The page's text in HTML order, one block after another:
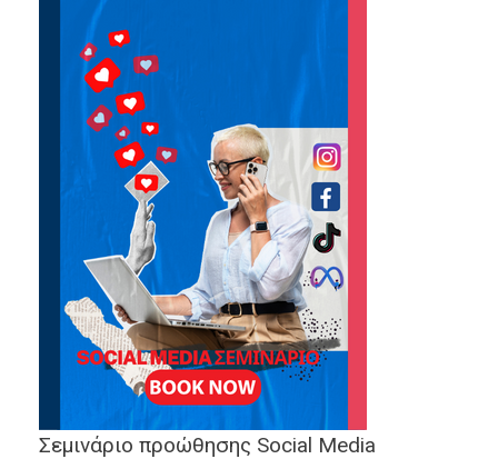
Σεμινάριο προώθησης Social Media